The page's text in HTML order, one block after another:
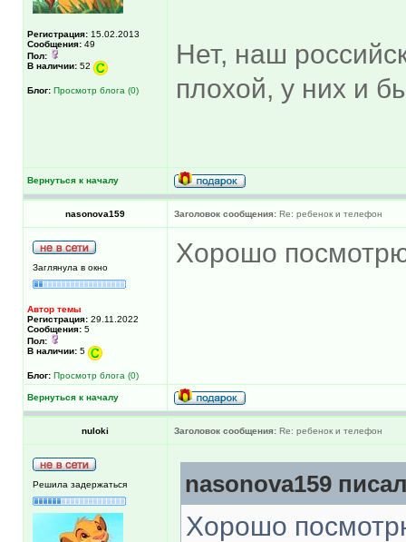
Регистрация: 15.02.2013
Сообщения: 49
Пол:
В наличии: 52
Блог: Просмотр блога (0)
Нет, наш
плохой, у них и
Вернуться к началу
nasonova159 Заголовок сообщения: Re: ребенок и телефон
Заглянула в окно
Автор темы
Регистрация: 29.11.2022
Сообщения: 5
Пол:
В наличии: 5
Блог: Просмотр блога (0)
Хорошо
Вернуться к началу
nuloki Заголовок сообщения: Re: ребенок и телефон
Решила задержаться nasonova159
Хорошо